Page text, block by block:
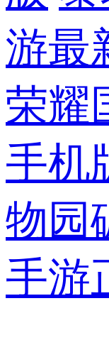
游最
荣耀
手机
物园
手游